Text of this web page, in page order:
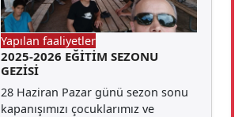
Yapılan faaliyetler
2025-2026 EĞİTİM SEZONU
GEZİSİ
28 Haziran Pazar günü sezon sonu
kapanışımızı çocuklarımız ve